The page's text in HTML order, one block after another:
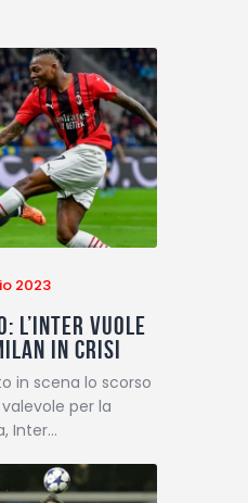
2023
l’Inter vuole
in crisi
in scena lo scorso
per la
Inter…